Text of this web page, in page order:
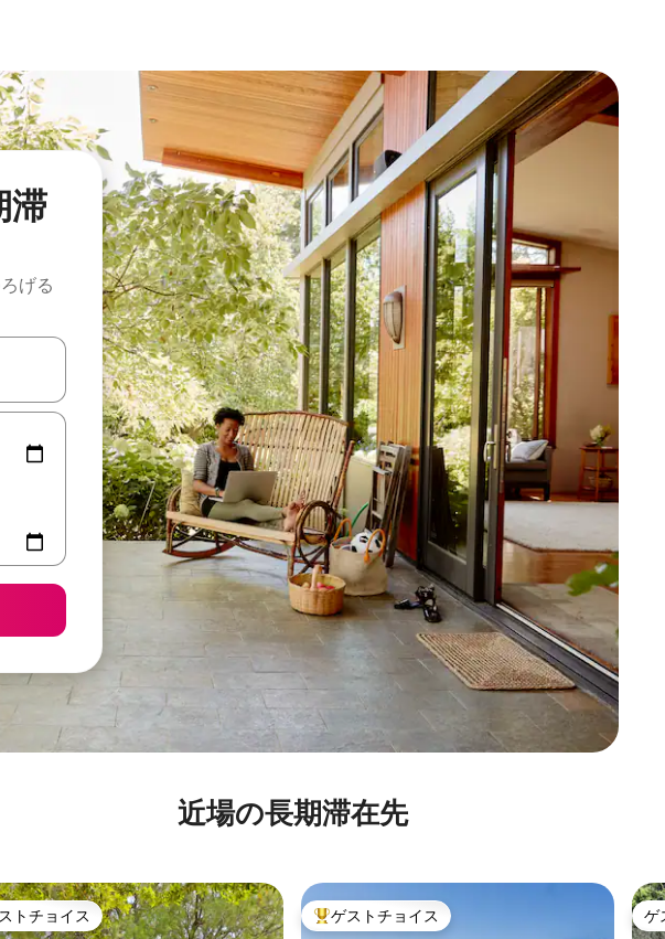
滞
げる
って移動するか、画面をタッチまたはスワイプして検索結果を確認することができます。
近場の長期滞在先
トチョイス
トチョイス 大好評のゲストチョイスです。
ゲストチョイス ゲ